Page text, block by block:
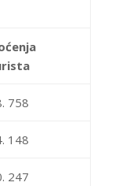
758
148
247